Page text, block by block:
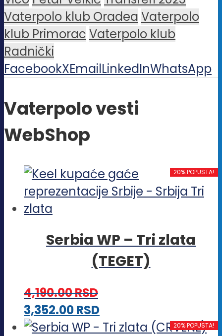
Vaterpolo klub Oradea Vaterpolo
klub Primorac Vaterpolo klub
Radnički
FacebookXEmailLinkedInWhatsApp
Vaterpolo vesti
WebShop
20% POPUSTA!
Serbia WP – Tri zlata
(TEGET)
4,190.00RSD
3,352.00RSDOvaj
proizvod
20% POPUSTA!